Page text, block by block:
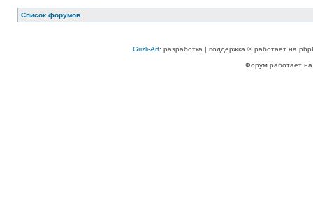
Список форумов
Grizli-Art: разработка | поддержка © работает на
Форум работает